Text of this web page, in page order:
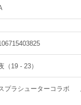
（19 - 23）
プラシューターコラボ